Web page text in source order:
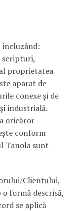
scripturi,
proprietatea
aparat de
conexe şi de
industrială.
oricăror
conform
Tanola sunt
Clientului,
formă descrisă,
se aplică